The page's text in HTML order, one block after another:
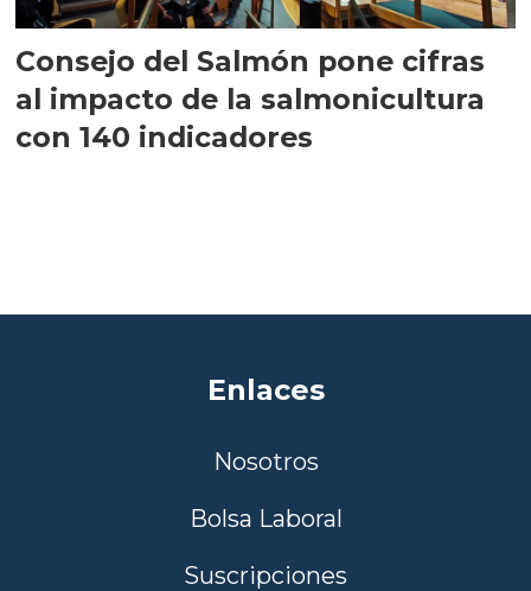
Consejo del Salmón pone cifras
al impacto de la salmonicultura
con 140 indicadores
Enlaces
Nosotros
Bolsa Laboral
Suscripciones